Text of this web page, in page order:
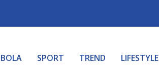
BOLA SPORT TREND LIFESTYLE